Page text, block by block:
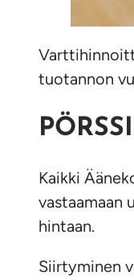
tuotannon
Kaikki
vastaamaan
hintaan.
Siirtyminen